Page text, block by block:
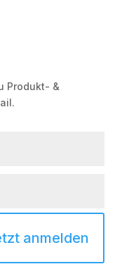
Produkt- &
anmelden